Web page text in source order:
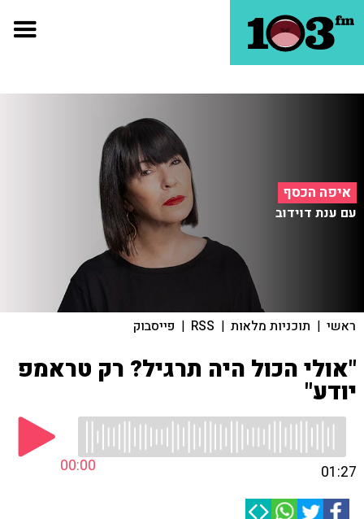
איפה הכסף
עם ענת דוידוב
ראשי | תוכניות מלאות |
RSS
| פייסבוק
"אולי הכול היה תרגיל? רק טראמפ
יודע"
00:00 01:27